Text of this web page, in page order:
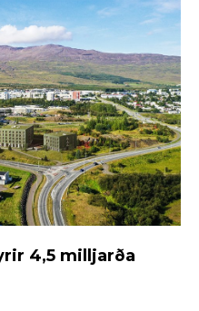
4,5 milljarða